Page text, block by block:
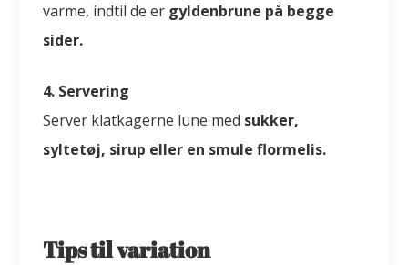
varme, indtil de er gyldenbrune på begge
sider.
4. Servering
Server klatkagerne lune med sukker,
syltetøj, sirup eller en smule flormelis.
Tips til variation